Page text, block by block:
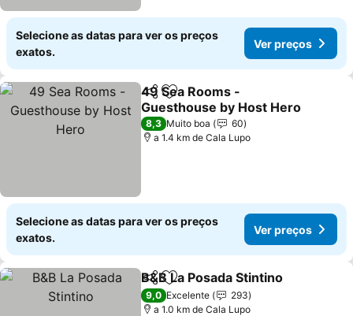
Selecione as datas para ver os preços
exatos.
Ver preços
PartilharAdicionar aos favoritos
49 Sea Rooms -
Guesthouse by Host Hero
8,3 Muito boa
60
a 1.4 km de Cala Lupo
Selecione as datas para ver os preços
exatos.
Ver preços
PartilharAdicionar aos favoritos
B&B La Posada Stintino
9,0 Excelente
293
a 1.0 km de Cala Lupo